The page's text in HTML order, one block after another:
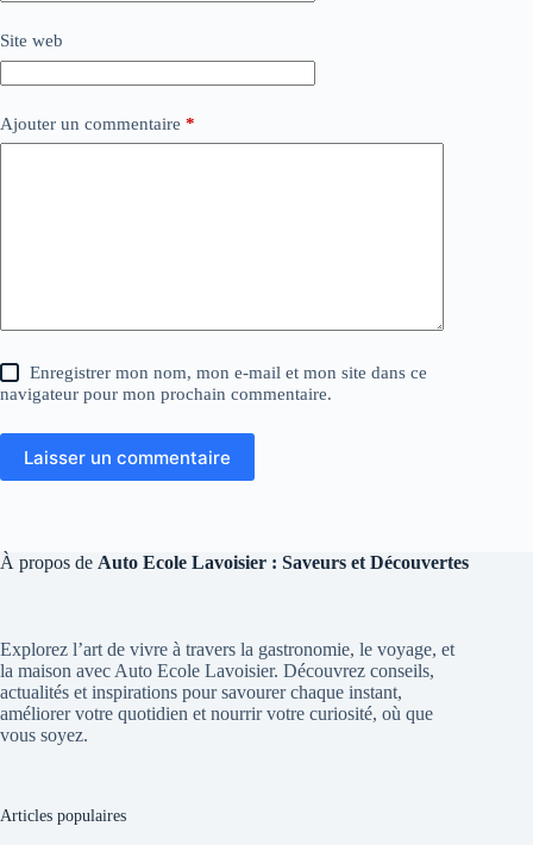
Site web
Ajouter un commentaire *
Enregistrer mon nom, mon e-mail et mon site dans ce
navigateur pour mon prochain commentaire.
Laisser un commentaire
À propos de Auto Ecole Lavoisier : Saveurs et Découvertes
Explorez l’art de vivre à travers la gastronomie, le voyage, et
la maison avec Auto Ecole Lavoisier. Découvrez conseils,
actualités et inspirations pour savourer chaque instant,
améliorer votre quotidien et nourrir votre curiosité, où que
vous soyez.
Articles populaires